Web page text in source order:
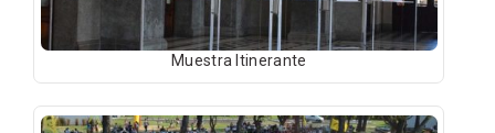
Muestra Itinerante